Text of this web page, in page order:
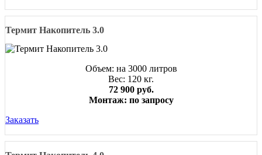
Термит Накопитель 3.0
Объем: на 3000 литров
Вес: 120 кг.
72 900 руб.
Монтаж: по запросу
Заказать